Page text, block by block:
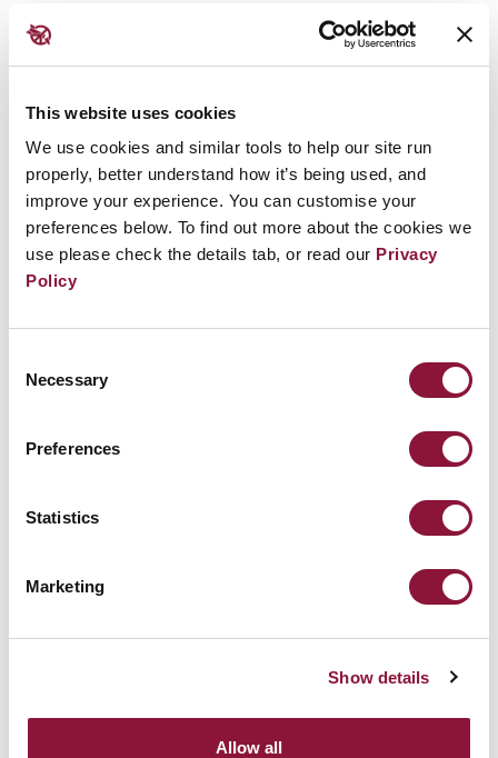
This website uses cookies
We use cookies and similar tools to help our site run
properly, better understand how it’s being used, and
improve your experience. You can customise your
preferences below. To find out more about the cookies we
use please check the details tab, or read our Privacy
Policy
Selection
Necessary
Preferences
Statistics
Marketing
Show details
Allow all
दिनों तक आग लगी रही, जिससे पूरे यूरोप के अधिकांश हिस्सों में
विकिरण के बादल फैल गए। आसपास के फार्मों से आने वाला सारा दूध
विश्व स्तर पर कई समुदायों को सन् 1945 के बाद से दसियों हज़ार
परमाणु हथियारों के उत्पादन से जमा हुए भारी मात्रा में परमाणु अपशिष्ट
के सुरक्षित, सुदृढ़ भंडारण से जुड़ी चुनौतियों का सामना कर रहे हैं। यह
सदियों तक खतरनाक बना रहेगा।